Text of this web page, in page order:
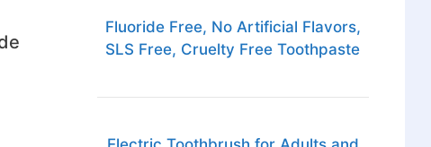
Fluoride Free, No Artificial Flavors,
SLS Free, Cruelty Free Toothpaste